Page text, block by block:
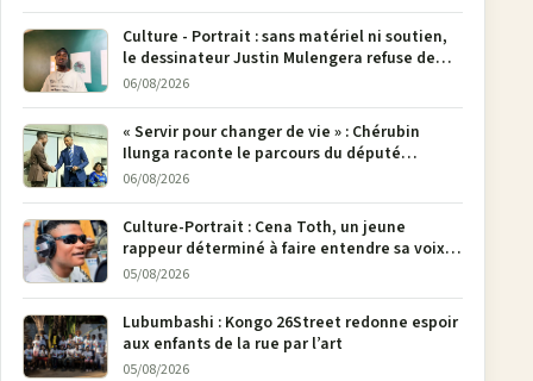
Culture - Portrait : sans matériel ni soutien,
le dessinateur Justin Mulengera refuse de
poser son crayon
06/08/2026
« Servir pour changer de vie » : Chérubin
Ilunga raconte le parcours du député
national Jethro Muyombi Tshimbu en 137
06/08/2026
Culture-Portrait : Cena Toth, un jeune
rappeur déterminé à faire entendre sa voix à
Bunia
05/08/2026
Lubumbashi : Kongo 26Street redonne espoir
aux enfants de la rue par l’art
05/08/2026